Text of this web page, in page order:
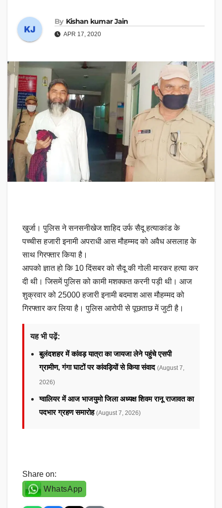
By Kishan kumar Jain
APR 17, 2020
खुर्जा। पुलिस ने सनसनीखेज शाहिद उर्फ सैदू हत्याकांड के
पच्चीस हजारी इनामी अपराधी आस मौहम्मद को अवैध असलाह के
साथ गिरफ्तार किया है।
आपको ज्ञात हो कि 10 दिंसबर को सैदू की गोली मारकर हत्या कर
दी थी। जिसमें पुलिस को कामी मशक्कत करनी पड़ी थी। आज
शुक्रवार को 25000 हजारी इनामी बदमाश आस मौहम्मद को
गिरफ्तार कर लिया है। पुलिस आरोपी से पूछताछ में जुटी है।
यह भी पढ़ें:
बुलंदशहर में कांवड़ यात्रा का जायजा लेने पहुंचे एसपी
ग्रामीण, गंगा घाटों पर कांवड़ियों से किया संवाद (August 7,
2026)
ग्वालियर में आज भाजयुमो जिला अध्यक्ष शिवम रानू राजावत का
पदभार ग्रहण समारोह (August 7, 2026)
Share on:
WhatsApp